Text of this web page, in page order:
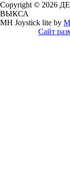
Copyright ©
ВЫКСА
MH Joystick lite by
Сайт